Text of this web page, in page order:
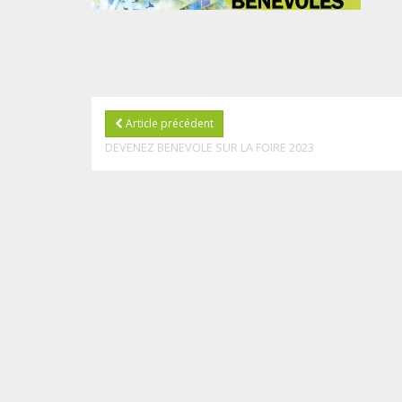
Article précédent
DEVENEZ BENEVOLE SUR LA FOIRE 2023